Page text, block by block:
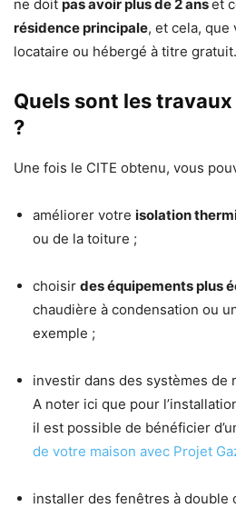
ne doit pas avoir plus de 2 anset
résidence principale, et cela,
locataire ou hébergé à titre gratuit.
Quels sont les
?
Une fois le CITE obtenu, vous
améliorer votre isolation
ou de la toiture ;
choisir des équipements plus
chaudière à condensation ou
exemple ;
investir dans des systèmes de
A noter ici que pour
il est possible de bénéficier
de votre maison avec Projet
installer des fenêtres à double